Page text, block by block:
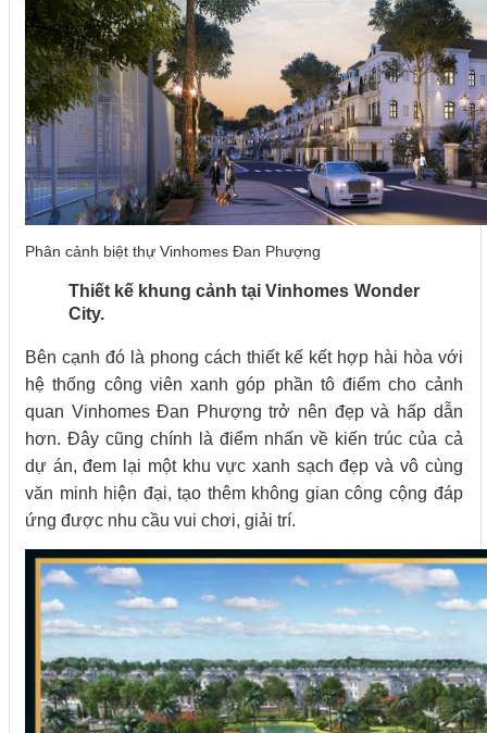
Phân cảnh biệt thự Vinhomes Đan Phượng
Thiết kế khung cảnh tại Vinhomes Wonder
City.
Bên cạnh đó là phong cách thiết kế kết hợp hài hòa với
hệ thống công viên xanh góp phần tô điểm cho cảnh
quan Vinhomes Đan Phượng trở nên đẹp và hấp dẫn
hơn. Đây cũng chính là điểm nhấn về kiến trúc của cả
dự án, đem lại một khu vực xanh sạch đẹp và vô cùng
văn minh hiện đại, tạo thêm không gian công cộng đáp
ứng được nhu cầu vui chơi, giải trí.